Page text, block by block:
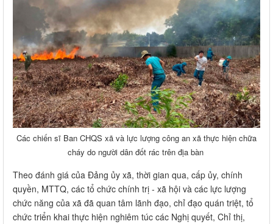
Các chiến sĩ Ban CHQS xã và lực lượng công an xã thực hiện chữa
cháy do người dân đốt rác trên địa bàn
Theo đánh giá của Đảng ủy xã, thời gian qua, cấp ủy, chính
quyền, MTTQ, các tổ chức chính trị - xã hội và các lực lượng
chức năng của xã đã quan tâm lãnh đạo, chỉ đạo quán triệt, tổ
chức triển khai thực hiện nghiêm túc các Nghị quyết, Chỉ thị,